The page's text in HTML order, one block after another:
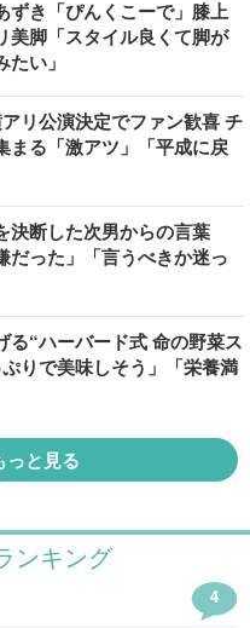
ずき「ぴんくこーで」膝上
美脚「スタイル良くて脚が
い」
リ公演決定でファン歓喜 チ
まる「激アツ」「平成に戻
決断した次男からの言葉
だった」「言うべきか迷っ
る“ハーバード式 命の野菜ス
りで美味しそう」「栄養満
っと見る